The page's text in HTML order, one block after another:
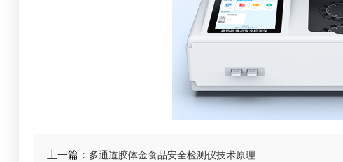
上一篇： 多通道胶体金食品安全检测仪技术原理